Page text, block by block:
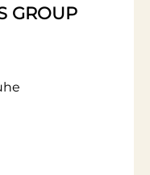
GROUP